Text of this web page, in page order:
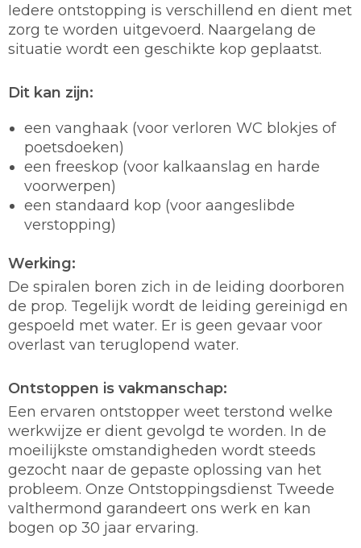
Iedere ontstopping is verschillend en dient met
zorg te worden uitgevoerd. Naargelang de
situatie wordt een geschikte kop geplaatst.
Dit kan zijn:
een vanghaak (voor verloren WC blokjes of
poetsdoeken)
een freeskop (voor kalkaanslag en harde
voorwerpen)
een standaard kop (voor aangeslibde
verstopping)
Werking:
De spiralen boren zich in de leiding doorboren
de prop. Tegelijk wordt de leiding gereinigd en
gespoeld met water. Er is geen gevaar voor
overlast van teruglopend water.
Ontstoppen is vakmanschap:
Een ervaren ontstopper weet terstond welke
werkwijze er dient gevolgd te worden. In de
moeilijkste omstandigheden wordt steeds
gezocht naar de gepaste oplossing van het
probleem. Onze Ontstoppingsdienst Tweede
valthermond garandeert ons werk en kan
bogen op 30 jaar ervaring.